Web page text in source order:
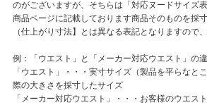
のがございますが、そちらは「対応ヌードサイズ
商品ページに記載しております商品そのものを採
（仕上がり寸法】とは異なる表記となりますので
例：「ウエスト」と「メーカー対応ウエスト」の
「ウエスト」・・・実寸サイズ（製品を平らなと
際の大きさを採寸したサイズ
「メーカー対応ウエスト」・・・お客様のウエス